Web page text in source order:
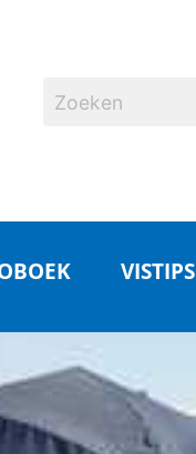
VISTIPS